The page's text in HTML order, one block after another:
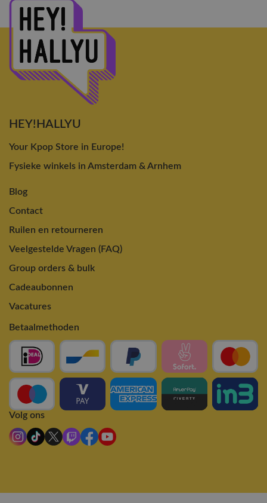
HEY!HALLYU
Your Kpop Store in Europe!
Fysieke winkels in Amsterdam & Arnhem
Blog
Contact
Ruilen en retourneren
Veelgestelde Vragen (FAQ)
Group orders & bulk
Cadeaubonnen
Vacatures
Betaalmethoden
Volg ons